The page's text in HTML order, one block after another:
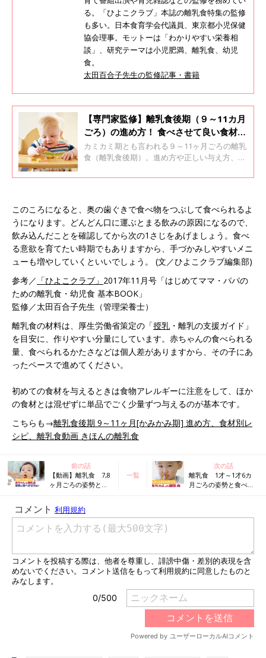
る。「ひよこクラブ」本誌の離乳食特集の監修
も多い。日本食育学会代議員、東京都小児保健
協会理事。モットーは「わかりやすい栄養相
談」、研究テーマは小児肥満、離乳食、幼児
食。
太田百合子先生の監修記事・書籍
【専門家監修】離乳食後期（９～11カ月
ごろ）の進め方！ 食べさせて良い食材一
覧
カミカミ期とも言われる９～11ヶ月ごろの離乳
食（離乳食後期）。進め方や正しい与え方、5
赤ちゃんが食べていいものリストや、この時期
このころになると、奥の歯ぐきで食べ物をつぶして食べられるよ
うになります。どんどん口に運ぶとまる飲みの原因になるので、
飲み込んだことを確認してから次の1さじをあげましょう。食べ
る意欲を育てたい時期でもありますから、手づかみしやすいメニ
ューも増やしていくといいでしょう。 (文／ひよこクラブ編集部)
参考／ 「ひよこクラブ」 2017年11月号「はじめてママ・パパの
ための離乳食・幼児食 基本BOOK」
監修／太田百合子先生（管理栄養士）
離乳食の材料は、厚生労働省策定の「授乳 ・離乳の支援ガイド」
を目安に、作りやすい分量にしています。赤ちゃんの食べられる
量、食べられるかたさなどは個人差がありますから、その子にあ
ったペースで進めてください。
初めての食材を与えるときは食物アレルギーに注意をして、ほか
の食材とは混ぜずに単品でごく少量ずつ与えるのが基本です。
こちらも→離乳食後期 9～11ヶ月[かみかみ期] 進め方、食材別レ
シピ、離乳食動画 きほんの離乳食
前の話
【動画】離乳食 7,8
ヶ月ごろの姿勢と食
一覧
次の話
離乳食 1才～1才6カ
月ごろの姿勢と食べさ